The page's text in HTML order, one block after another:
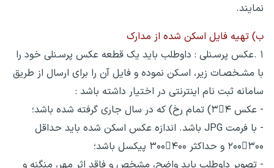
نمایند.
ب) تهیه فایل اسکن شده از مدارک
۱ .عکس پرسـنلی : داوطلب باید یک قطعه عکس پرسـنلی خود را
با مشـخصـات زیر، اسـکن نموده و فایل آن را برای ارسال از طریق
سامانه ثبت نام اینترنتی در اختیار داشته باشد :
- عکس ۳۴) تمام رخ) که در سال جاری گرفته شده باشد؛
- با فرمت JPG باشد. اندازه عکس اسکن شده باید حداقل
۲۰۰۳۰۰ و حداکثر ۳۰۰۴۰۰ پیکسل باشد؛
- تصویر داوطلب باید واضح، مشخص و فاقد اثر مهر، منگنه و